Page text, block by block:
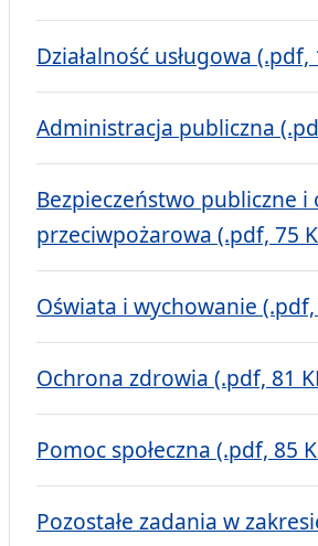
Działalność usługowa (.pdf,
Administracja publiczna
Bezpieczeństwo publiczne i
przeciwpożarowa (.pdf, 75
Oświata i wychowanie (.pdf,
Ochrona zdrowia (.pdf, 81
Pomoc społeczna (.pdf, 85
Pozostałe zadania w